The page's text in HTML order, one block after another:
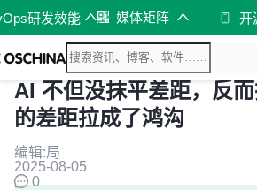
研发效能 媒体矩阵 开
AI 不但没抹平差距，反
的差距拉成了鸿沟
编辑:局
2025-08-05
0